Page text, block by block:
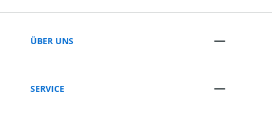
ÜBER UNS
SERVICE